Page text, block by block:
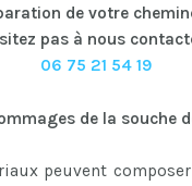
de votre
pas à nous
06 75 21 54 19
de la souche
peuvent